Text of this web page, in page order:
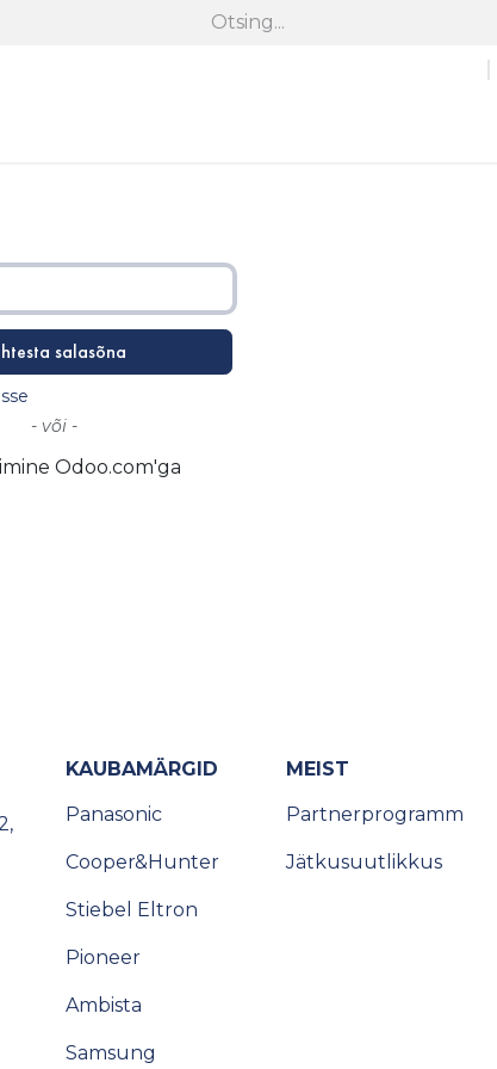
salasõna
- või -
Odoo.com'ga
KAUBAMÄRGID
Panasonic
Cooper&Hunter
Stiebel Eltron
Pioneer
Ambista
Samsung
MEIST
Partnerprogramm
Jätkusuutlikkus